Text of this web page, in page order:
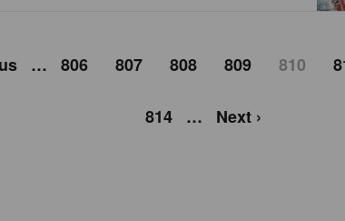
… 806 807 808 809 810
814 … Next ›